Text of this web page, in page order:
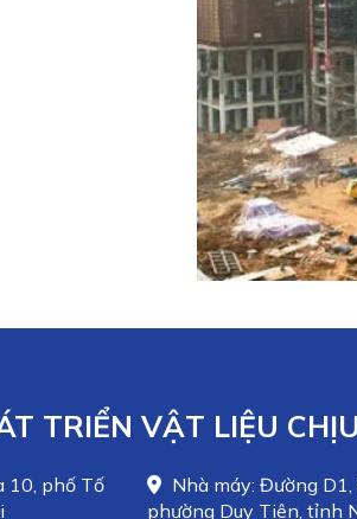
TRIỂN VẬT LIỆU
10, phố Tố
Nhà máy: Đường D1,
phường Duy Tiên, tỉnh